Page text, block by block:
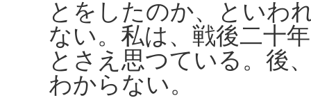
とをしたのか、といわ
ない。私は、戦後二十
とさえ思つている。後
わからない。